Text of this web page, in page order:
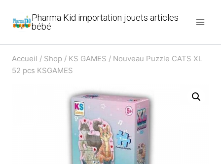
Pharma Kid importation jouets articles
bébé
Accueil / Shop / KS GAMES / Nouveau Puzzle CATS XL
52 pcs KSGAMES